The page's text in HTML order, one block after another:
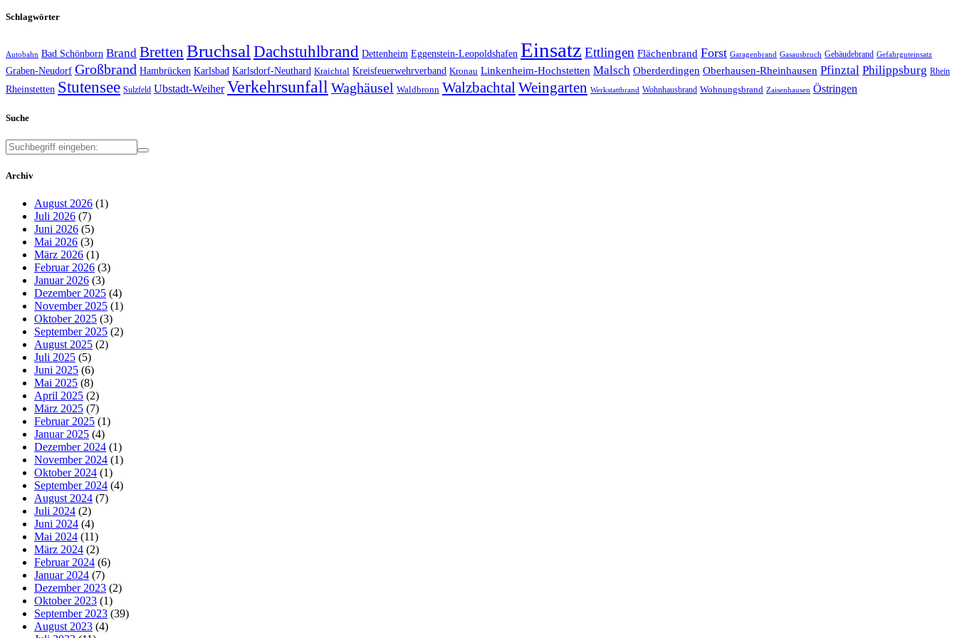
Schlagwörter
Autobahn Bad Schönborn Brand Bretten Bruchsal Dachstuhlbrand Dettenheim Eggenstein-Leopoldshafen Einsatz Ettlingen Flächenbrand Forst Garagenbrand Gasausbruch Gebäudebrand Gefahrguteinsatz
Graben-Neudorf Großbrand Hambrücken Karlsbad Karlsdorf-Neuthard Kraichtal Kreisfeuerwehrverband Kronau Linkenheim-Hochstetten Malsch Oberderdingen Oberhausen-Rheinhausen Pfinztal Philippsburg Rhein
Rheinstetten Stutensee Sulzfeld Ubstadt-Weiher Verkehrsunfall Waghäusel Waldbronn Walzbachtal Weingarten Werkstattbrand Wohnhausbrand Wohnungsbrand Zaisenhausen Östringen
Suche
Archiv
August 2026 (1)
Juli 2026 (7)
Juni 2026 (5)
Mai 2026 (3)
März 2026 (1)
Februar 2026 (3)
Januar 2026 (3)
Dezember 2025 (4)
November 2025 (1)
Oktober 2025 (3)
September 2025 (2)
August 2025 (2)
Juli 2025 (5)
Juni 2025 (6)
Mai 2025 (8)
April 2025 (2)
März 2025 (7)
Februar 2025 (1)
Januar 2025 (4)
Dezember 2024 (1)
November 2024 (1)
Oktober 2024 (1)
September 2024 (4)
August 2024 (7)
Juli 2024 (2)
Juni 2024 (4)
Mai 2024 (11)
März 2024 (2)
Februar 2024 (6)
Januar 2024 (7)
Dezember 2023 (2)
Oktober 2023 (1)
September 2023 (39)
August 2023 (4)